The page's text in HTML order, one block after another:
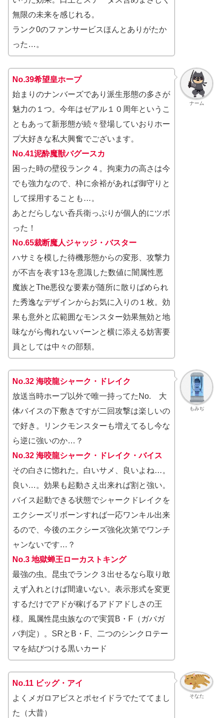
無限の未来を感じれる。
ランク0のファンサービスほんとありがたか
った…。
ナーム
No.39希望皇ホープ
始まりのナンバーズであり派生形態の多さが
魅力の１つ。今年はゼアル１０周年というこ
ともあって新形態が続々登場していおりホー
プ大好きな私大興奮でございます。
No.41泥酔魔獣バグースカ
困った時の壁役ランク４。拘束力の高さは今
でも強力なので、枠に余裕があれば御守りと
して採用することも…。
あとだらしない呑兵衛っぷりが個人的にツボ
った！
No.65裁断魔人ジャッジ・バスター
ハサミを模した待機形態からの変形、攻撃力
が不吉を表す13を意識した数値に闇属性悪
魔族とThe悪役な要素が随所に散りばめられ
た秀逸なデザインからお気に入りの１枚。効
果も意外と広範囲なモンスター効果無効と地
味ながら侮れないバーンと横に添える妨害要
員としては中々の部類。
もみぢ
No.32 海咬龍シャーク・ドレイク
放送当時ホープ以外で唯一持ってたNo. 大
体バイスの下敷きですが二回攻撃は楽しいの
で好き。リンクモンスターも増えてるし今な
ら逆に強いのか…？
No.32 海咬龍シャーク・ドレイク・バイス
その白さに惚れた。白いサメ、良いよね…。
良い…。効果も起動さえ出来れば割と強い。
バイス起動できる状態でシャークドレイクを
エクシーズリボーンすれば一応ワンキル出来
るので、今後のエクシーズ強化次第でワンチ
ャンないです…？
No.3 地獄蝉王ローカストキング
最強の虫。昆虫でランク３出せるなら取り敢
えず入れとけば間違いない。表示形式を変更
するだけでアドが稼げるアドアドしさの王
様。風属性昆虫族なので実質B・F（ガバガ
バ判定）。SRとB・F、二つのシンクロテー
マを結びつける黒いカード
そなた
No.11 ビッグ・アイ
よくメガロアビスとポセイドラでたててまし
た（大昔）